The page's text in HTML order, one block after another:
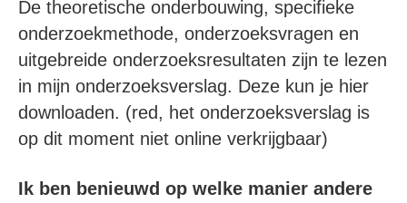
De theoretische onderbouwing, specifieke
onderzoekmethode, onderzoeksvragen en
uitgebreide onderzoeksresultaten zijn te lezen
in mijn onderzoeksverslag. Deze kun je hier
downloaden. (red, het onderzoeksverslag is
op dit moment niet online verkrijgbaar)
Ik ben benieuwd op welke manier andere